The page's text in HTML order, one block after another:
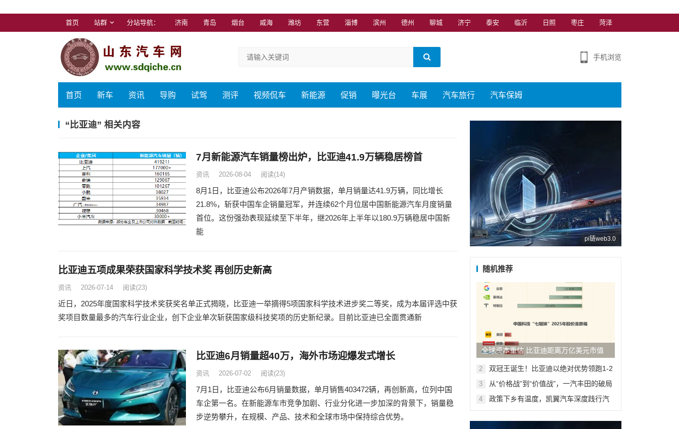
首页 站群 分站导航： 济南 青岛 烟台 威海 潍坊 东营 淄博 滨州 德州 聊城 济宁 泰安 临沂 日照 枣庄 菏泽
手机浏览
首页 新车 资讯 导购 试驾 测评 视频侃车 新能源 促销 曝光台 车展 汽车旅行 汽车保姆
“比亚迪” 相关内容
7月新能源汽车销量榜出炉，比亚迪41.9万辆稳居榜首
资讯 2026-08-04 阅读(14)
8月1日，比亚迪公布2026年7月产销数据，单月销量达41.9万辆，同比增长
21.8%，斩获中国车企销量冠军，并连续62个月位居中国新能源汽车月度销量
首位。这份强劲表现延续至下半年，继2026年上半年以180.9万辆稳居中国新
能
比亚迪五项成果荣获国家科学技术奖 再创历史新高
资讯 2026-07-14 阅读(23)
近日，2025年度国家科学技术奖获奖名单正式揭晓，比亚迪一举摘得5项国家科学技术进步奖二等奖，成为本届评选中获
奖项目数量最多的汽车行业企业，创下企业单次斩获国家级科技奖项的历史新纪录。目前比亚迪已全面贯通新
比亚迪6月销量超40万，海外市场迎爆发式增长
资讯 2026-07-02 阅读(23)
7月1日，比亚迪公布6月销量数据，单月销售403472辆，再创新高，位列中国
车企第一名。在新能源车市竞争加剧、行业分化进一步加深的背景下，销量稳
步逆势攀升，在规模、产品、技术和全球市场中保持综合优势。
pi链web3.0
随机推荐
全球资本重估 比亚迪距离万亿美元市值
还有多远？
2
双冠王诞生！比亚迪以绝对优势领跑1-2
3
从“价格战”到“价值战”，一汽丰田的破局
4
政策下乡有温度，凯翼汽车深度践行汽